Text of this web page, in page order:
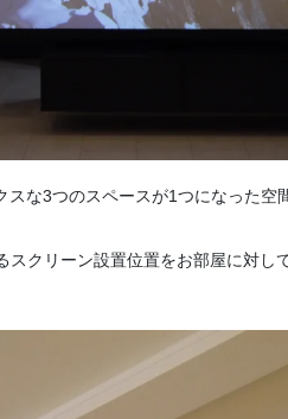
スな3つのスペースが1つになった空
スクリーン設置位置をお部屋に対し